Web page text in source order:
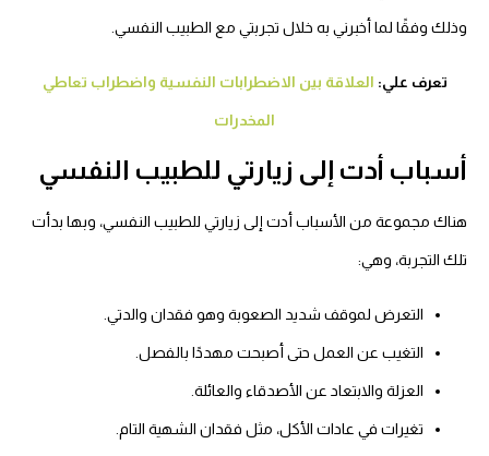
وذلك وفقًا لما أخبرني به خلال تجربتي مع الطبيب النفسي.
تعرف علي: العلاقة بين الاضطرابات النفسية واضطراب تعاطي
المخدرات
أسباب أدت إلى زيارتي للطبيب النفسي
هناك مجموعة من الأسباب أدت إلى زيارتي للطبيب النفسي، وبها بدأت
تلك التجربة، وهي:
التعرض لموقف شديد الصعوبة وهو فقدان والدتي.
التغيب عن العمل حتى أصبحت مهددًا بالفصل.
العزلة والابتعاد عن الأصدقاء والعائلة.
تغيرات في عادات الأكل، مثل فقدان الشهية التام.